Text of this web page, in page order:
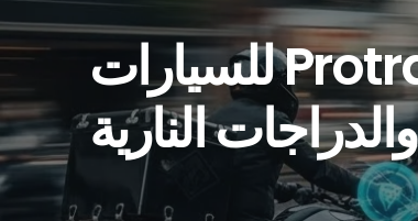
قم بتأمين أسطولك المختلط: جهاز تعقب Protrack GPS للسيارات
والدراجات النارية